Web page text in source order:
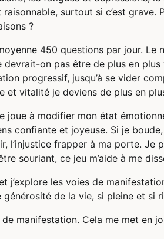
surtout si c’est grave.
?
450 questions par jour.
devrait-on pas être de plus en
progressif, jusqu’à se vider
et vitalité je deviens de plus en
à modifier mon état
confiante et joyeuse. Si je
l’injustice frapper à ma porte. Je
souriant, ce jeu m’aide à me
les voies de
de la vie, si pleine et si
manifestation. Cela me met en